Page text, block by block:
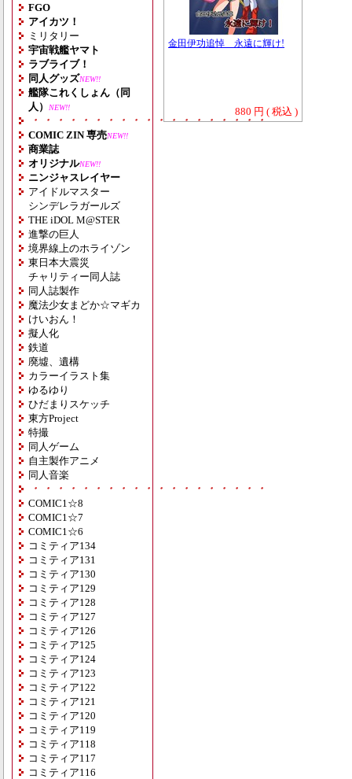
FGO
アイカツ！
ミリタリー
宇宙戦艦ヤマト
ラブライブ！
同人グッズNEW!!
艦隊これくしょん（同
人）
NEW!!
・・・・・・・・・・・・・・・・・・・
COMIC ZIN 専売NEW!!
商業誌
オリジナルNEW!!
ニンジャスレイヤー
アイドルマスター
シンデレラガールズ
THE iDOL M@STER
進撃の巨人
境界線上のホライゾン
東日本大震災
チャリティー同人誌
同人誌製作
魔法少女まどか☆マギカ
けいおん！
擬人化
鉄道
廃墟、遺構
カラーイラスト集
ゆるゆり
ひだまりスケッチ
東方Project
特撮
同人ゲーム
自主製作アニメ
同人音楽
・・・・・・・・・・・・・・・・・・・
COMIC1☆8
COMIC1☆7
COMIC1☆6
コミティア134
コミティア131
コミティア130
コミティア129
コミティア128
コミティア127
コミティア126
コミティア125
コミティア124
コミティア123
コミティア122
コミティア121
コミティア120
コミティア119
コミティア118
コミティア117
コミティア116
金田伊功追悼 永遠に輝け!
880 円 ( 税込 )